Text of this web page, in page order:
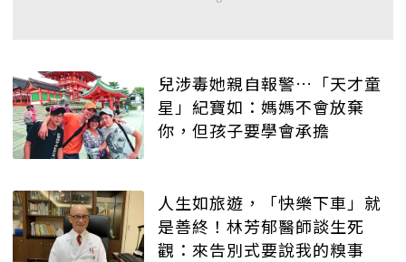
兒涉毒她親自報警…「天才童
星」紀寶如：媽媽不會放棄
你，但孩子要學會承擔
人生如旅遊，「快樂下車」就
是善終！林芳郁醫師談生死
觀：來告別式要說我的糗事